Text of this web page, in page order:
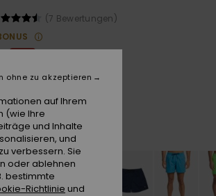
(7 Bewertungen)
€
Moonlite Mauve
auf Ihrem
(wie Ihre
und Inhalte
und
verbessern. Sie
oder ablehnen
bestimmte
Richtlinie und
ohne zu akzeptieren